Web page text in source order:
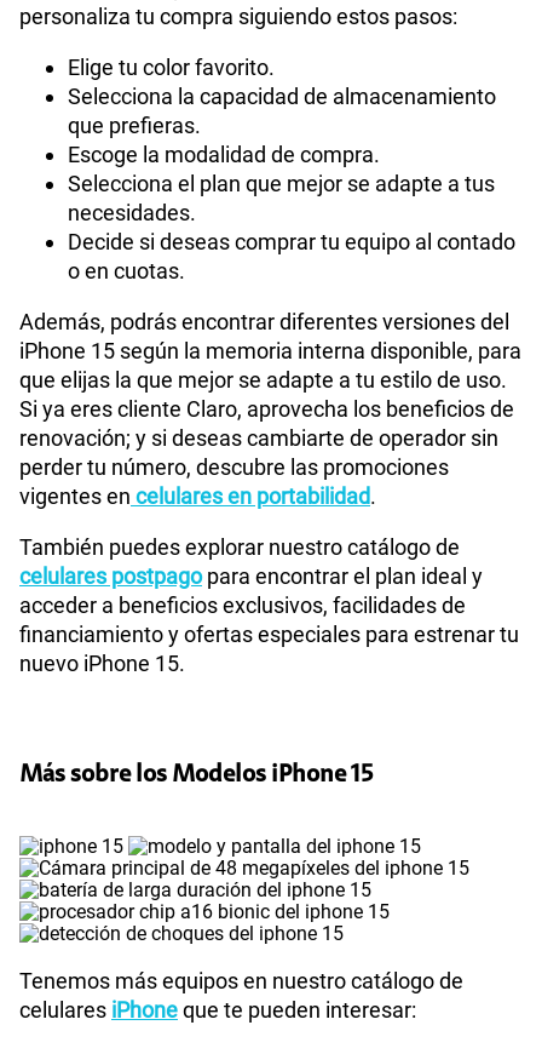
personaliza tu compra siguiendo estos pasos:
Elige tu color favorito.
Selecciona la capacidad de almacenamiento
que prefieras.
Escoge la modalidad de compra.
Selecciona el plan que mejor se adapte a tus
necesidades.
Decide si deseas comprar tu equipo al contado
o en cuotas.
Además, podrás encontrar diferentes versiones del
iPhone 15 según la memoria interna disponible, para
que elijas la que mejor se adapte a tu estilo de uso.
Si ya eres cliente Claro, aprovecha los beneficios de
renovación; y si deseas cambiarte de operador sin
perder tu número, descubre las promociones
vigentes en celulares en portabilidad.
También puedes explorar nuestro catálogo de
celulares postpagopara encontrar el plan ideal y
acceder a beneficios exclusivos, facilidades de
financiamiento y ofertas especiales para estrenar tu
nuevo iPhone 15.
Más sobre los Modelos iPhone 15
Tenemos más equipos en nuestro catálogo de
celulares iPhoneque te pueden interesar: